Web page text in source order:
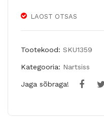
LAOST OTSAS
Tootekood: SKU1359
Kategooria: Nartsiss
Jaga sõbraga!